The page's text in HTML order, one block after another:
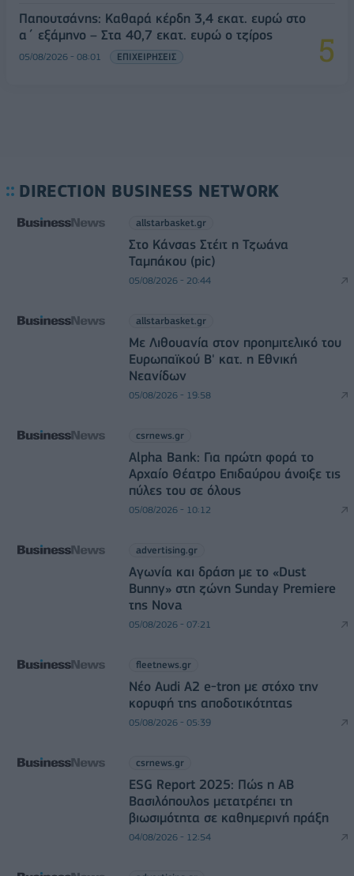
Παπουτσάνης: Καθαρά κέρδη 3,4 εκατ. ευρώ στο
α΄ εξάμηνο – Στα 40,7 εκατ. ευρώ ο τζίρος
05/08/2026 - 08:01 ΕΠΙΧΕΙΡΗΣΕΙΣ
DIRECTION BUSINESS NETWORK
allstarbasket.gr
Στο Κάνσας Στέιτ η Τζωάνα
Ταμπάκου (pic)
05/08/2026 - 20:44
allstarbasket.gr
Με Λιθουανία στον προημιτελικό του
Ευρωπαϊκού Β' κατ. η Εθνική
Νεανίδων
05/08/2026 - 19:58
csrnews.gr
Alpha Bank: Για πρώτη φορά το
Αρχαίο Θέατρο Επιδαύρου άνοιξε τις
πύλες του σε όλους
05/08/2026 - 10:12
advertising.gr
Αγωνία και δράση με το «Dust
Bunny» στη ζώνη Sunday Premiere
της Nova
05/08/2026 - 07:21
fleetnews.gr
Νέο Audi A2 e-tron με στόχο την
κορυφή της αποδοτικότητας
05/08/2026 - 05:39
csrnews.gr
ESG Report 2025: Πώς η ΑΒ
Βασιλόπουλος μετατρέπει τη
βιωσιμότητα σε καθημερινή πράξη
04/08/2026 - 12:54